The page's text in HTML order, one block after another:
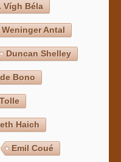
Vígh Béla
Weninger Antal
Duncan Shelley
Bono
Haich
Emil Coué